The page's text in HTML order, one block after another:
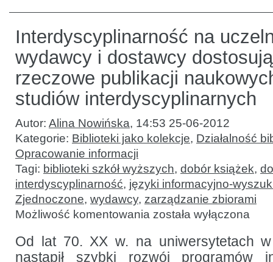
Interdyscyplinarność na
wydawcy i dostawcy
rzeczowe publikacji
studiów interdyscyplinarnych
Autor: Alina Nowińska, 14:53 25-06-2012
Kategorie: Biblioteki jako kolekcje, Działalność
Opracowanie informacji
Tagi: biblioteki szkół wyższych, dobór książek,
interdyscyplinarność, języki informacyjno-
Zjednoczone, wydawcy, zarządzanie zbiorami
Możliwość komentowania Interdyscyplinarność
na uczelniach:
i jak
wydawcy
i dostawcy
została wyłączona
Od lat 70. XX w. na uniwersytetach
nastąpił szybki rozwój programów